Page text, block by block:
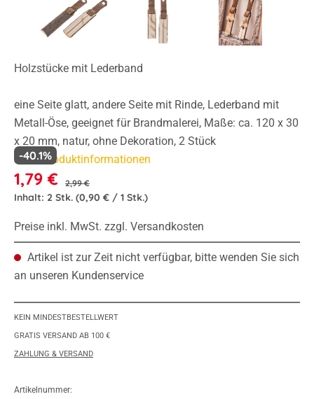
Holzstücke mit Lederband
eine Seite glatt, andere Seite mit Rinde, Lederband mit
Metall-Öse, geeignet für Brandmalerei, Maße: ca. 120 x 30
x 20 mm, natur, ohne Dekoration, 2 Stück
Mehr Produktinformationen
1,79 € 2,99 €
-40.1%
Inhalt: 2 Stk. (0,90 € / 1 Stk.)
Preise inkl. MwSt. zzgl. Versandkosten
Artikel ist zur Zeit nicht verfügbar, bitte wenden Sie sich
an unseren Kundenservice
KEIN MINDESTBESTELLWERT
GRATIS VERSAND AB 100 €
ZAHLUNG & VERSAND
Artikelnummer: